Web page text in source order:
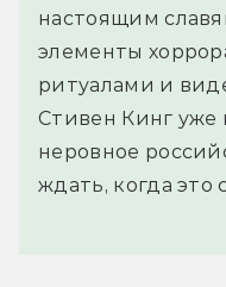
настоящим
элементы
ритуалами и
Стивен Кинг уже
неровное
ждать, когда